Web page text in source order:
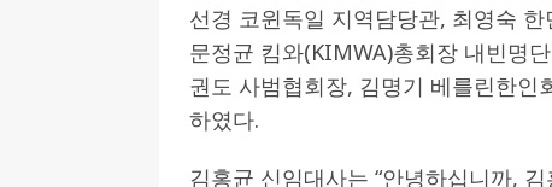
선경 코윈독일 지역담당관, 최영숙
문정균 킴와(KIMWA)총회장 내빈명
권도 사범협회장, 김명기 베를린한인
하였다.
김홍균 신임대사는 “안녕하십니까, 김